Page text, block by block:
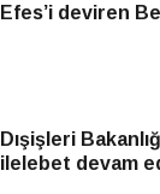
Efes’i deviren
Dışişleri
ilelebet devam